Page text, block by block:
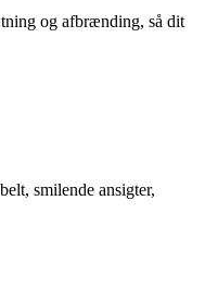
og afbrænding, så dit
smilende ansigter,